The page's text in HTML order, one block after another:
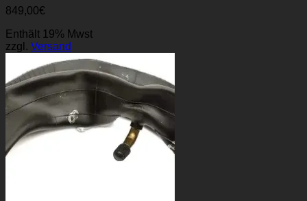
849,00€
Enthält 19% Mwst
zzgl. Versand